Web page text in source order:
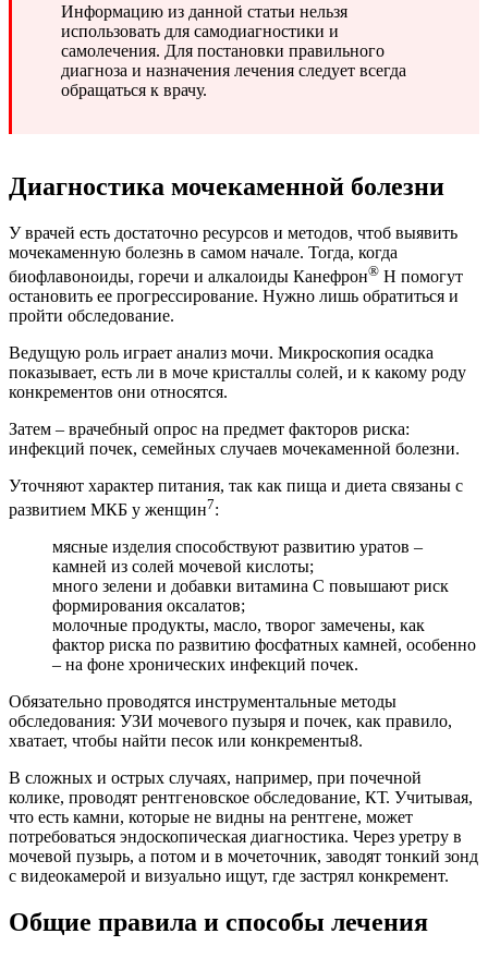
Информацию из данной статьи нельзя
использовать для самодиагностики и
самолечения. Для постановки правильного
диагноза и назначения лечения следует всегда
обращаться к врачу.
Диагностика мочекаменной болезни
У врачей есть достаточно ресурсов и методов, чтоб выявить
мочекаменную болезнь в самом начале. Тогда, когда
биофлавоноиды, горечи и алкалоиды Канефрон® Н помогут
остановить ее прогрессирование. Нужно лишь обратиться и
пройти обследование.
Ведущую роль играет анализ мочи. Микроскопия осадка
показывает, есть ли в моче кристаллы солей, и к какому роду
конкрементов они относятся.
Затем – врачебный опрос на предмет факторов риска:
инфекций почек, семейных случаев мочекаменной болезни.
Уточняют характер питания, так как пища и диета связаны с
развитием МКБ у женщин7:
мясные изделия способствуют развитию уратов –
камней из солей мочевой кислоты;
много зелени и добавки витамина C повышают риск
формирования оксалатов;
молочные продукты, масло, творог замечены, как
фактор риска по развитию фосфатных камней, особенно
– на фоне хронических инфекций почек.
Обязательно проводятся инструментальные методы
обследования: УЗИ мочевого пузыря и почек, как правило,
хватает, чтобы найти песок или конкременты8.
В сложных и острых случаях, например, при почечной
колике, проводят рентгеновское обследование, КТ. Учитывая,
что есть камни, которые не видны на рентгене, может
потребоваться эндоскопическая диагностика. Через уретру в
мочевой пузырь, а потом и в мочеточник, заводят тонкий зонд
с видеокамерой и визуально ищут, где застрял конкремент.
Общие правила и способы лечения